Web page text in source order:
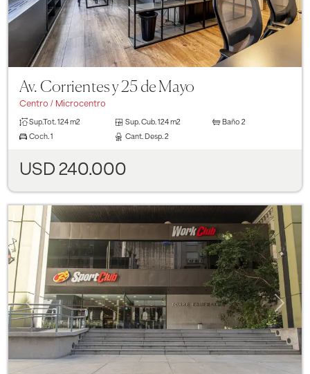
Av. Corrientes y 25 de Mayo
Centro / Microcentro
Sup.Tot.124 m2 Sup. Cub. 124 m2 Baño 2
Coch.1 Cant. Desp. 2
USD 240.000
Previous Next